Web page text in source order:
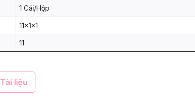
1 Cái/Hộp
11x1x1
11
Tài liệu